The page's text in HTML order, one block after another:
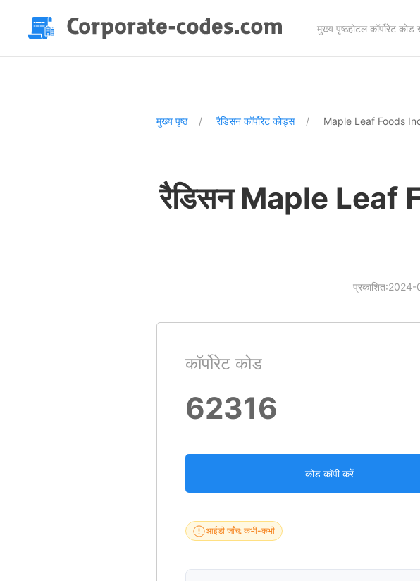
मुख्य पृष्ठहोटल कॉर्पोरेट कोड
मुख्य पृष्ठ रैडिसन कॉर्पोरेट कोड्स Maple Leaf Foods
रैडिसन Maple Leaf
कॉर्पोरेट कोड
62316
कोड कॉपी करें
आईडी जाँच: कभी-कभी